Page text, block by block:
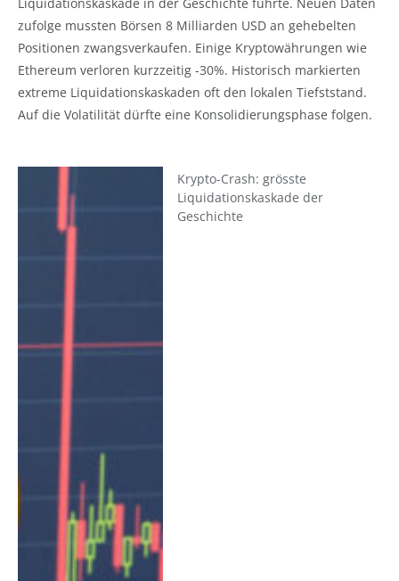
zufolge mussten Börsen 8 Milliarden USD an gehebelten
Positionen zwangsverkaufen. Einige Kryptowährungen wie
Ethereum verloren kurzzeitig -30%. Historisch markierten
extreme Liquidationskaskaden oft den lokalen Tiefststand.
Auf die Volatilität dürfte eine Konsolidierungsphase folgen.
Krypto-Crash: grösste
Liquidationskaskade der
Geschichte